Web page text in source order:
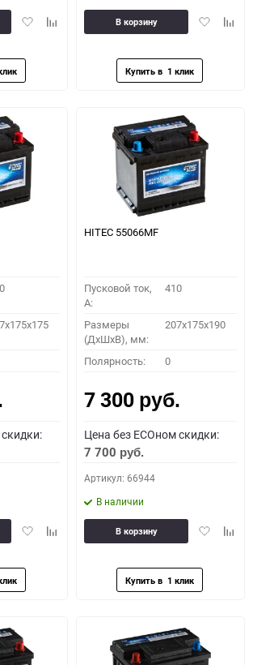
ДобавитьДобавить
Добавить
В корзину
ДобавитьДобавить
HITEC 55066MF
Пусковой ток,
A:
410
Размеры
(ДхШхВ), мм:
207x175x190
Полярность: 0
7 300 руб.
Цена без ECOном скидки:
7 700 руб.
Артикул: 66944
В наличии
Добавить
В корзину